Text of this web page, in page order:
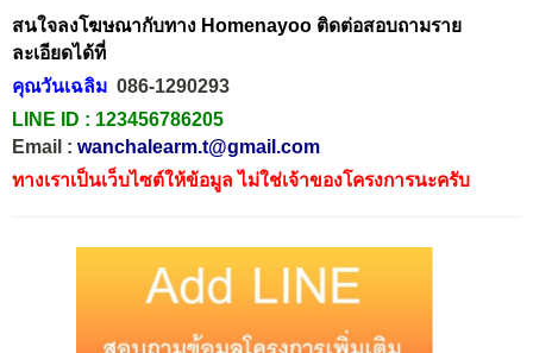
สนใจลงโฆษณากับทาง Homenayoo ติดต่อสอบถามราย
ละเอียดได้ที่
คุณวันเฉลิม 086-1290293
LINE ID : 123456786205
Email : wanchalearm.t@gmail.com
ทางเราเป็นเว็บไซต์ให้ข้อมูล ไม่ใช่เจ้าของโครงการนะครับ